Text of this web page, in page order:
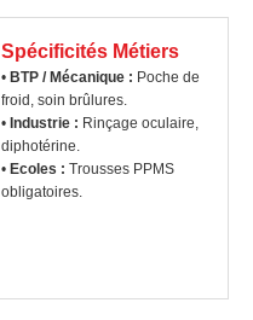
Spécificités Métiers
• BTP / Mécanique : Poche de
froid, soin brûlures.
• Industrie : Rinçage oculaire,
diphotérine.
• Ecoles : Trousses PPMS
obligatoires.